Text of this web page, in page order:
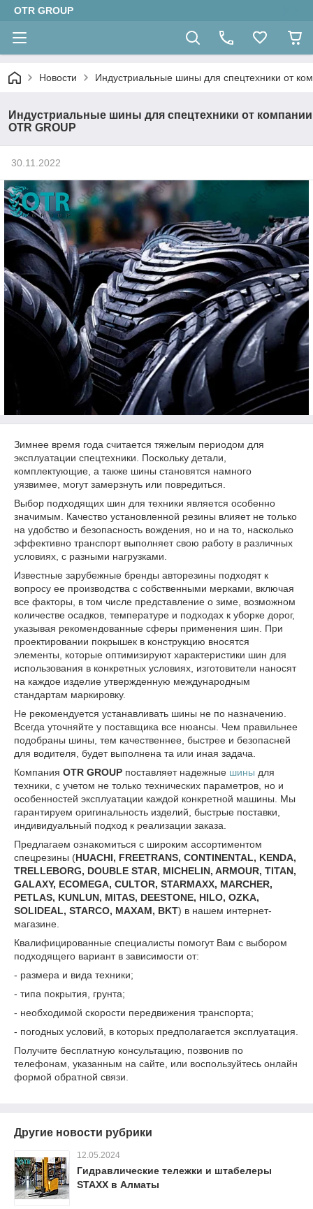
OTR GROUP
Новости Индустриальные шины для спецтехники от
Индустриальные шины для спецтехники от компании
OTR GROUP
30.11.2022
Зимнее время года считается тяжелым периодом для
эксплуатации спецтехники. Поскольку детали,
комплектующие, а также шины становятся намного
уязвимее, могут замерзнуть или повредиться.
Выбор подходящих шин для техники является особенно
значимым. Качество установленной резины влияет не только
на удобство и безопасность вождения, но и на то, насколько
эффективно транспорт выполняет свою работу в различных
условиях, с разными нагрузками.
Известные зарубежные бренды авторезины подходят к
вопросу ее производства с собственными мерками, включая
все факторы, в том числе представление о зиме, возможном
количестве осадков, температуре и подходах к уборке дорог,
указывая рекомендованные сферы применения шин. При
проектировании покрышек в конструкцию вносятся
элементы, которые оптимизируют характеристики шин для
использования в конкретных условиях, изготовители наносят
на каждое изделие утвержденную международным
стандартам маркировку.
Не рекомендуется устанавливать шины не по назначению.
Всегда уточняйте у поставщика все нюансы. Чем правильнее
подобраны шины, тем качественнее, быстрее и безопасней
для водителя, будет выполнена та или иная задача.
Компания OTR GROUP поставляет надежные шины для
техники, с учетом не только технических параметров, но и
особенностей эксплуатации каждой конкретной машины. Мы
гарантируем оригинальность изделий, быстрые поставки,
индивидуальный подход к реализации заказа.
Предлагаем ознакомиться с широким ассортиментом
спецрезины (HUACHI, FREETRANS, CONTINENTAL, KENDA,
TRELLEBORG, DOUBLE STAR, MICHELIN, ARMOUR, TITAN,
GALAXY, ECOMEGA, CULTOR, STARMAXX, MARCHER,
PETLAS, KUNLUN, MITAS, DEESTONE, HILO, OZKA,
SOLIDEAL, STARCO, MAXAM, BKT) в нашем интернет-
магазине.
Квалифицированные специалисты помогут Вам с выбором
подходящего вариант в зависимости от:
- размера и вида техники;
- типа покрытия, грунта;
- необходимой скорости передвижения транспорта;
- погодных условий, в которых предполагается эксплуатация.
Получите бесплатную консультацию, позвонив по
телефонам, указанным на сайте, или воспользуйтесь онлайн
формой обратной связи.
Другие новости рубрики
12.05.2024
Гидравлические тележки и штабелеры
STAXX в Алматы